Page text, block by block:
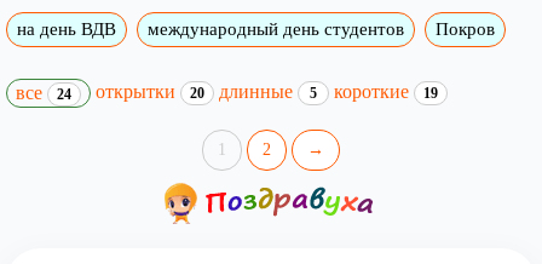
на день ВДВ международный день студентов Покров
все 24 открытки 20 длинные 5 короткие 19
1 2 →